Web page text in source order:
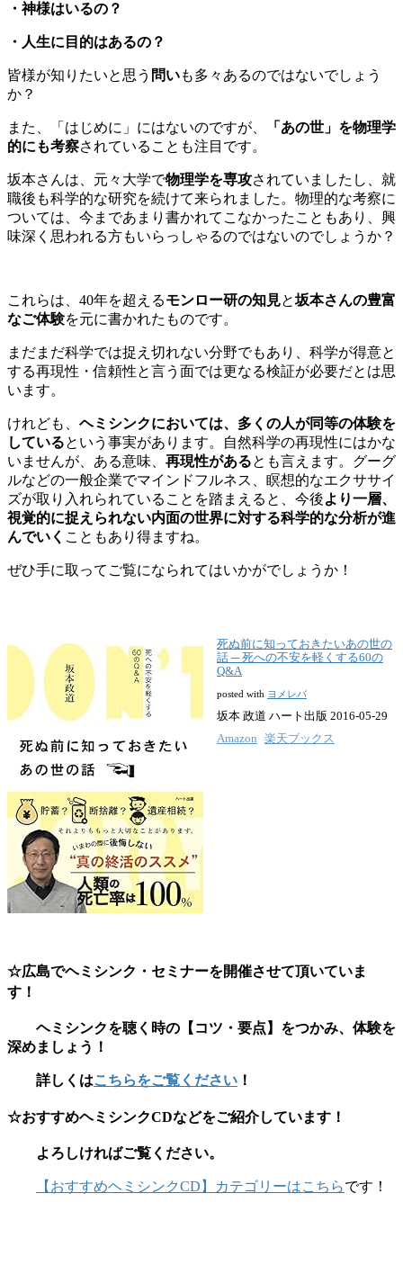
・神様はいるの？
・人生に目的はあるの？
皆様が知りたいと思う 問いも多々あるのではないでしょう
か？
また、「はじめに」にはないのですが、
「あの世」を物理学
的にも考察されていることも注目です。
坂本さんは、元々大学で物理学を専攻されていましたし、就
職後も科学的な研究を続けて来られました。物理的な考察に
ついては、今まであまり書かれてこなかったこともあり、興
味深く思われる方もいらっしゃるのではないのでしょうか？
これらは、40年を超えるモンロー研の知見と坂本さんの豊富
なご体験を元に書かれたものです。
まだまだ科学では捉え切れない分野でもあり、科学が得意と
する再現性・信頼性と言う面では更なる検証が必要だとは思
います。
けれども、 ヘミシンクにおいては、多くの人が同等の体験を
しているという事実があります。自然科学の再現性にはかな
いませんが、ある意味、 再現性があるとも言えます。グーグ
ルなどの一般企業でマインドフルネス、瞑想的なエクササイ
ズが取り入れられていることを踏まえると、今後より一層、
視覚的に捉えられない内面の世界に対する科学的な分析が進
んでいく こともあり得ますね。
ぜひ手に取ってご覧になられてはいかがでしょうか！
死ぬ前に知っておきたいあの世の
話 ─ 死への不安を軽くする60の
Q&A
posted with ヨメレバ
坂本 政道 ハート出版 2016-05-29
Amazon 楽天ブックス
☆広島でヘミシンク・セミナーを開催させて頂いていま
す！
ヘミシンクを聴く時の【コツ・要点】をつかみ、体験を
深めましょう！
詳しくはこちらをご覧ください ！
☆おすすめヘミシンクCDなどをご紹介しています！
よろしければご覧ください。
【おすすめヘミシンクCD】カテゴリーはこちらです！